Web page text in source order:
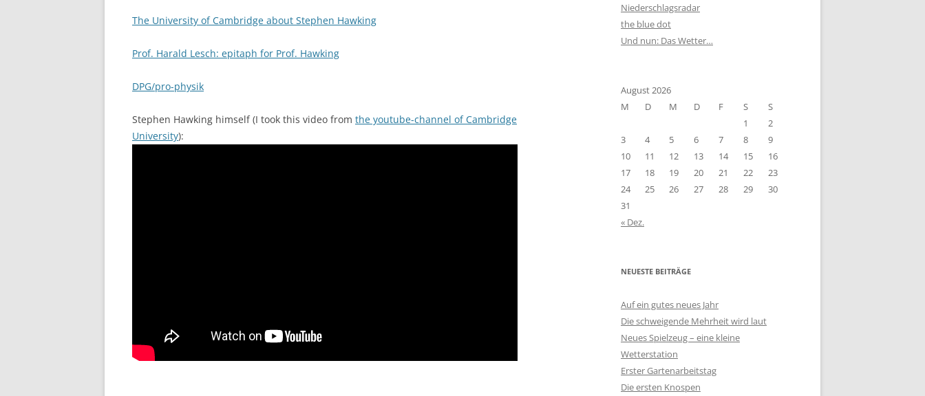
The University of Cambridge about Stephen Hawking
Prof. Harald Lesch: epitaph for Prof. Hawking
DPG/pro-physik
Stephen Hawking himself (I took this video from the youtube-channel of Cambridge
University):
Niederschlagsradar
the blue dot
Und nun: Das Wetter…
August 2026
M
D M D F S
S
1
2
3
4 5 6 7 8
9
10
11 12 13 14 15
16
17
18 19 20 21 22
23
24
25 26 27 28 29
30
31
« Dez.
NEUESTE BEITRÄGE
Auf ein gutes neues Jahr
Die schweigende Mehrheit wird laut
Neues Spielzeug – eine kleine
Wetterstation
Erster Gartenarbeitstag
Die ersten Knospen